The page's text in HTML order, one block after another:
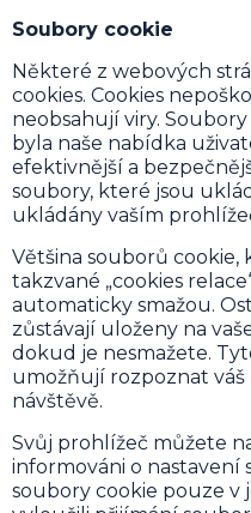
Soubory cookie
Některé z webových
cookies. Cookies
neobsahují viry.
byla naše nabídka
efektivnější a
soubory, které jsou
ukládány vaším
Většina souborů cookie,
takzvané „cookies
automaticky smažou.
zůstávají uloženy na
dokud je nesmažete.
umožňují rozpoznat
návštěvě.
Svůj prohlížeč můžete
informováni o nastavení
soubory cookie pouze